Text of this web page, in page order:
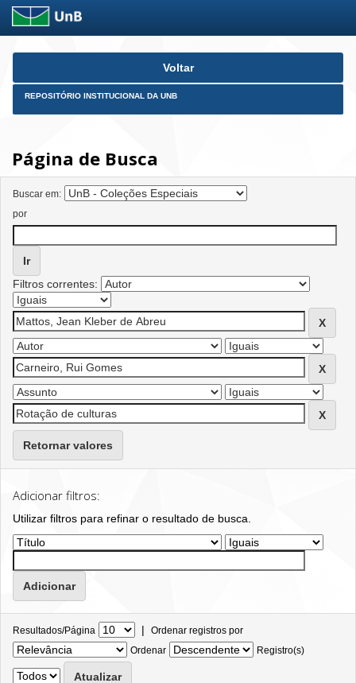
Skip
Voltar
REPOSITÓRIO INSTITUCIONAL DA UNB
Página de Busca
Buscar em:
por
Filtros correntes:
Retornar valores
Adicionar filtros:
Utilizar filtros para refinar o resultado de busca.
Resultados/Página | Ordenar registros por
Ordenar
Registro(s)